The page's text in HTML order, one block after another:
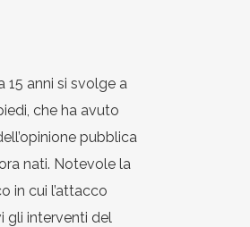
15 anni si svolge a
che ha avuto
pubblica
nati. Notevole la
in cui l’attacco
gli interventi del